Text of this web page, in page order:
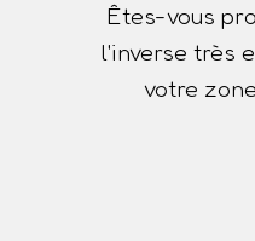
Êtes-vous
l'inverse très
votre